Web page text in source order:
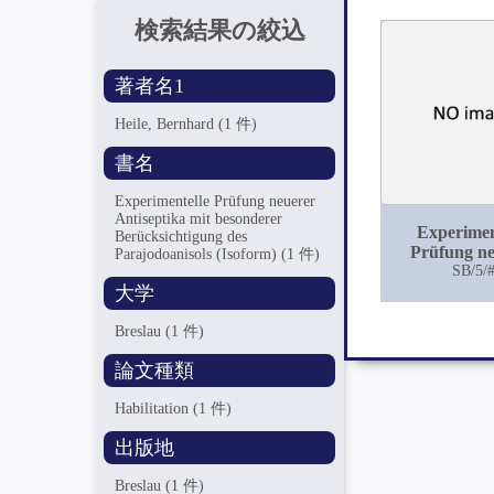
検索結果の絞込
著者名1
Heile, Bernhard(1 件)
書名
Experimentelle Prüfung neuerer
Antiseptika mit besonderer
Berücksichtigung des
Parajodoanisols (Isoform)(1 件)
大学
Breslau(1 件)
論文種類
Habilitation(1 件)
出版地
Breslau(1 件)
Prüfung
SB/5/#